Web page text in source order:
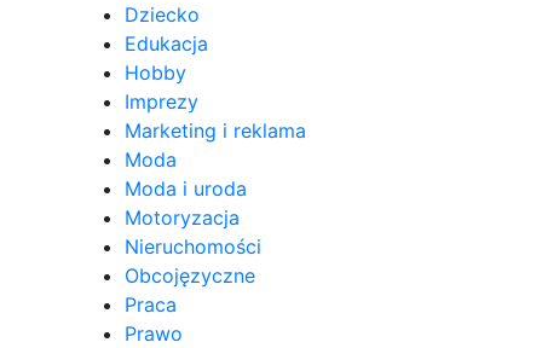
Dziecko
Edukacja
Hobby
Imprezy
Marketing i reklama
Moda
Moda i uroda
Motoryzacja
Nieruchomości
Obcojęzyczne
Praca
Prawo